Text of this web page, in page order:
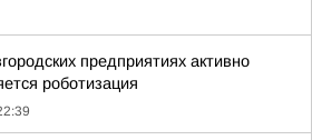
предприятиях активно
роботизация